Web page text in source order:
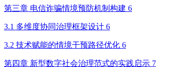
第三章 电信诈骗情境预防机制构建 6
3.1 多维度协同治理框架设计 6
3.2 技术赋能的情境干预路径优化 6
第四章 新型数字社会治理范式的实践启示 7